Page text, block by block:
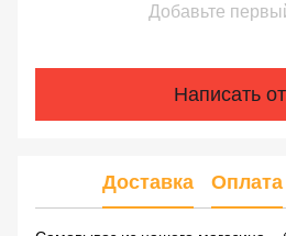
Добавьте
Написать
Доставка Оплата